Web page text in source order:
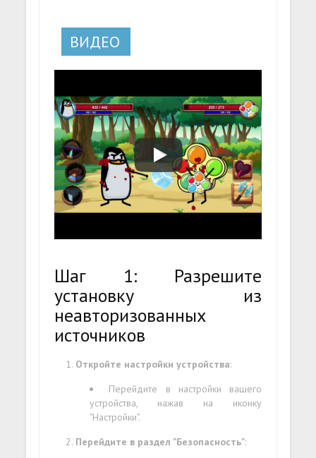
ВИДЕО
Шаг 1: Разрешите
установку из
неавторизованных
источников
Откройте настройки устройства:
Перейдите в настройки вашего
устройства, нажав на иконку
"Настройки".
Перейдите в раздел "Безопасность":